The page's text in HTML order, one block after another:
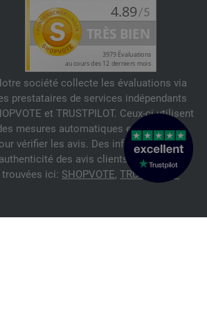
société collecte les évaluations via
prestataires de services indépendants
et TRUSTPILOT. Ceux-ci utilisent
mesures automatiques et manuelles
vérifier les avis. Des informations sur
des avis clients peuvent être
trouvées ici: SHOPVOTE, TRUSTPILOT